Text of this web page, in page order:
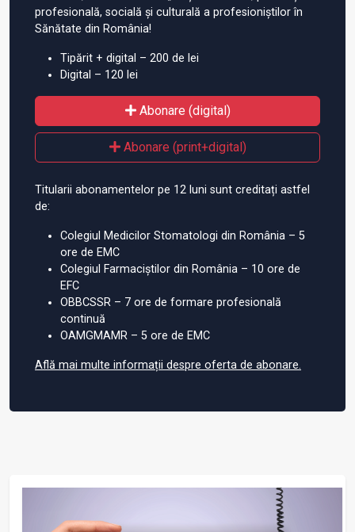
profesională, socială și culturală a profesioniștilor în
Sănătate din România!
Tipărit + digital – 200 de lei
Digital – 120 lei
Abonare (digital)
Abonare (print+digital)
Titularii abonamentelor pe 12 luni sunt creditați astfel
de:
Colegiul Medicilor Stomatologi din România – 5
ore de EMC
Colegiul Farmaciștilor din România – 10 ore de
EFC
OBBCSSR – 7 ore de formare profesională
continuă
OAMGMAMR – 5 ore de EMC
Află mai multe informații despre oferta de abonare.